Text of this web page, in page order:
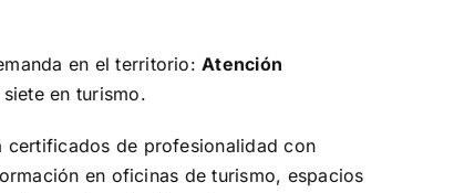
en el territorio:Atención
en turismo.
certificados de profesionalidad con
en oficinas de turismo, espacios